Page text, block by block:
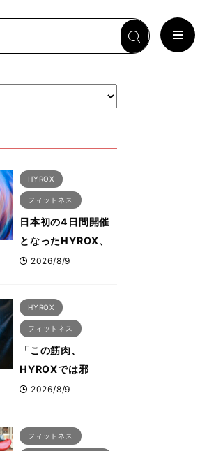
HYROX
フィットネス
日本初の4日間開催
となったHYROX、
約1万2000人が幕張
「2028、29年の大
会も準備」
2026/8/9
HYROX
フィットネス
「この筋肉、
HYROXでは邪
魔？」ボディビル元
が挑戦 バーピーで
は驚異の種目2位
2026/8/9
フィットネス